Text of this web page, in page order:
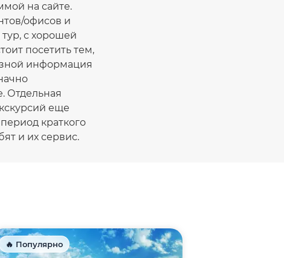
на сайте.
офисов и
с хорошей
посетить тем,
информация
Отдельная
еще
краткого
и их сервис.
🔥 Популярно